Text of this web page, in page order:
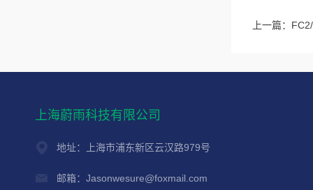
上一篇：
上海蔚雨科技有限公司
地址：上海市浦东新区云汉路979号
邮箱：Jasonwesure@foxmail.com